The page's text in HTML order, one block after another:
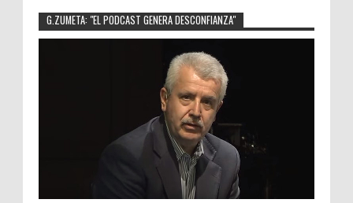
G.ZUMETA: "EL PODCAST GENERA DESCONFIANZA"